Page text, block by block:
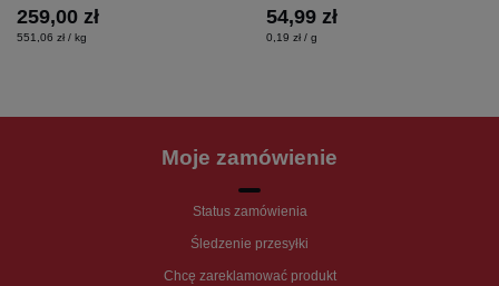
259,00 zł
551,06 zł / kg
54,99 zł
0,19 zł / g
Moje zamówienie
Status zamówienia
Śledzenie przesyłki
Chcę zareklamować produkt